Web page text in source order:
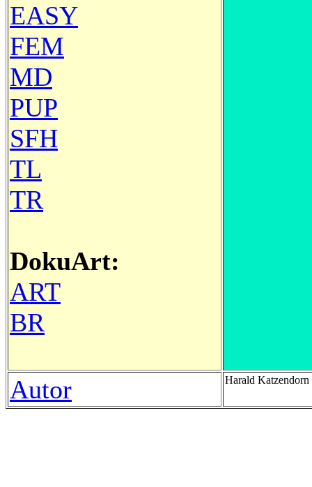
EASY
FEM
MD
PUP
SFH
TL
TR
DokuArt:
ART
BR
Autor Harald